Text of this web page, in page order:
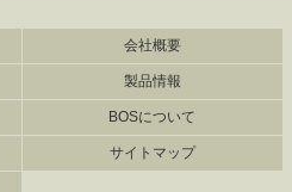
会社概要
製品情報
BOSについて
サイトマップ